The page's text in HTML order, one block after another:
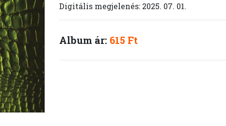
Digitális megjelenés: 2025. 07. 01.
Album ár: 615 Ft